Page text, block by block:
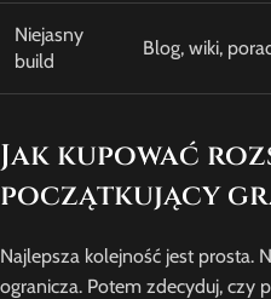
Niejasny
build
Blog, wiki,
Jak kupować
początkujący
Najlepsza kolejność jest prosta.
ogranicza. Potem zdecyduj, czy